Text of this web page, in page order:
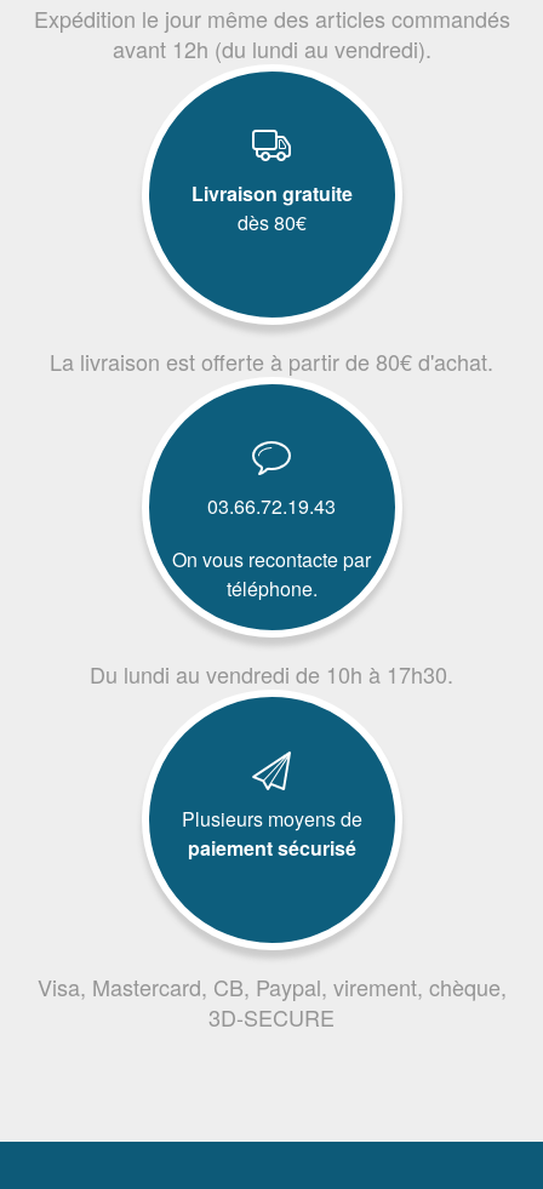
Expédition le jour même des articles commandés
avant 12h (du lundi au vendredi).
Livraison gratuite
dès 80€
La livraison est offerte à partir de 80€ d'achat.
03.66.72.19.43
On vous recontacte par
téléphone.
Du lundi au vendredi de 10h à 17h30.
Plusieurs moyens de
paiement sécurisé
Visa, Mastercard, CB, Paypal, virement, chèque,
3D-SECURE